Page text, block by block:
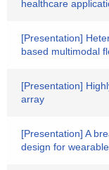
healthcare
[Presentation]
based multimodal
[Presentation]
array
[Presentation] A
design for